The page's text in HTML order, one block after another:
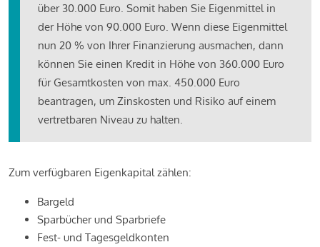
über 30.000 Euro. Somit haben Sie Eigenmittel in
der Höhe von 90.000 Euro. Wenn diese Eigenmittel
nun 20 % von Ihrer Finanzierung ausmachen, dann
können Sie einen Kredit in Höhe von 360.000 Euro
für Gesamtkosten von max. 450.000 Euro
beantragen, um Zinskosten und Risiko auf einem
vertretbaren Niveau zu halten.
Zum verfügbaren Eigenkapital zählen:
Bargeld
Sparbücher und Sparbriefe
Fest- und Tagesgeldkonten